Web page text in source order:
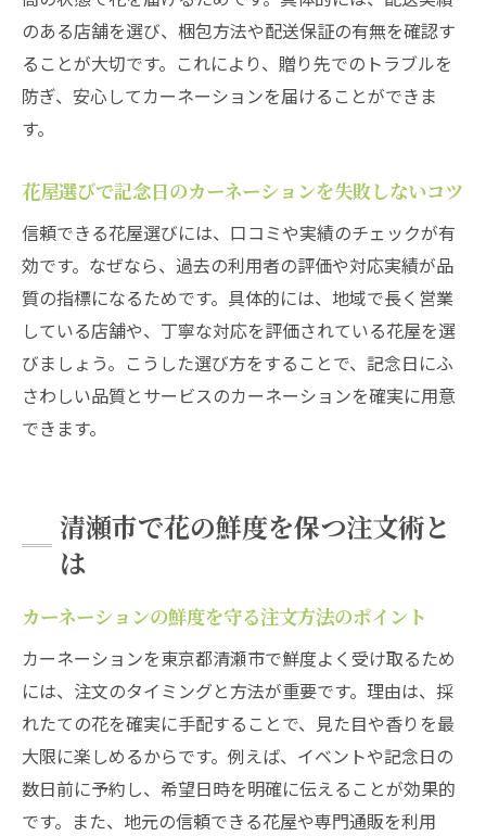
のある店舗を選び、梱包方法や配送保証の有無を確認す
ることが大切です。これにより、贈り先でのトラブルを
防ぎ、安心してカーネーションを届けることができま
す。
花屋選びで記念日のカーネーションを失敗しないコツ
信頼できる花屋選びには、口コミや実績のチェックが有
効です。なぜなら、過去の利用者の評価や対応実績が品
質の指標になるためです。具体的には、地域で長く営業
している店舗や、丁寧な対応を評価されている花屋を選
びましょう。こうした選び方をすることで、記念日にふ
さわしい品質とサービスのカーネーションを確実に用意
できます。
清瀬市で花の鮮度を保つ注文術と
は
カーネーションの鮮度を守る注文方法のポイント
カーネーションを東京都清瀬市で鮮度よく受け取るため
には、注文のタイミングと方法が重要です。理由は、採
れたての花を確実に手配することで、見た目や香りを最
大限に楽しめるからです。例えば、イベントや記念日の
数日前に予約し、希望日時を明確に伝えることが効果的
です。また、地元の信頼できる花屋や専門通販を利用